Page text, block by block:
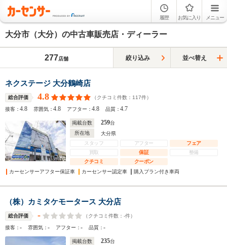
履歴 お気に入り メニュー
大分市（大分）の中古車販売店・ディーラー
277店舗 絞り込み 並べ替え
ネクステージ 大分鶴崎店
総合評価 4.8 （クチコミ件数： 117件）
接客：4.8 雰囲気：4.8 アフター：4.8 品質：4.7
掲載台数 259台
所在地
大分県
スタッフ
アフター
フェア
買取
保証
整備
クチコミ
クーポン
カーセンサーアフター保証車
カーセンサー認定車 購入プラン付き車両
（株）カミタケモータース 大分店
総合評価 - （クチコミ件数： -件）
接客：- 雰囲気：- アフター：- 品質：-
掲載台数 235台